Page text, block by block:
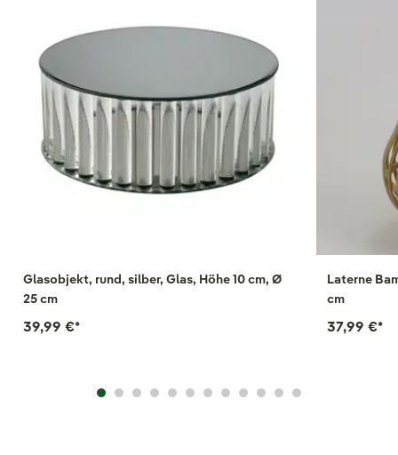
Glasobjekt, rund, silber, Glas, Höhe 10 cm, Ø
25 cm
39,99 €*
Laterne
cm
37,99 €*